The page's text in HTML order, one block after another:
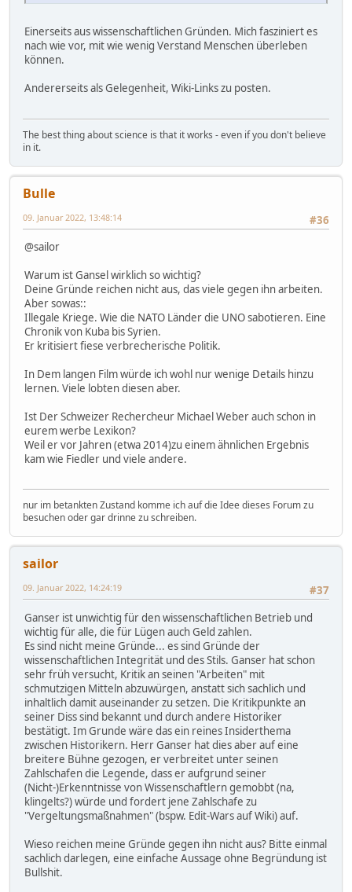
Einerseits aus wissenschaftlichen Gründen. Mich fasziniert es
nach wie vor, mit wie wenig Verstand Menschen überleben
können.
Andererseits als Gelegenheit, Wiki-Links zu posten.
The best thing about science is that it works - even if you don't believe
in it.
Bulle
#36
09. Januar 2022, 13:48:14
@sailor
Warum ist Gansel wirklich so wichtig?
Deine Gründe reichen nicht aus, das viele gegen ihn arbeiten.
Aber sowas::
Illegale Kriege. Wie die NATO Länder die UNO sabotieren. Eine
Chronik von Kuba bis Syrien.
Er kritisiert fiese verbrecherische Politik.
In Dem langen Film würde ich wohl nur wenige Details hinzu
lernen. Viele lobten diesen aber.
Ist Der Schweizer Rechercheur Michael Weber auch schon in
eurem werbe Lexikon?
Weil er vor Jahren (etwa 2014)zu einem ähnlichen Ergebnis
kam wie Fiedler und viele andere.
nur im betankten Zustand komme ich auf die Idee dieses Forum zu
besuchen oder gar drinne zu schreiben.
sailor
#37
09. Januar 2022, 14:24:19
Ganser ist unwichtig für den wissenschaftlichen Betrieb und
wichtig für alle, die für Lügen auch Geld zahlen.
Es sind nicht meine Gründe... es sind Gründe der
wissenschaftlichen Integrität und des Stils. Ganser hat schon
sehr früh versucht, Kritik an seinen "Arbeiten" mit
schmutzigen Mitteln abzuwürgen, anstatt sich sachlich und
inhaltlich damit auseinander zu setzen. Die Kritikpunkte an
seiner Diss sind bekannt und durch andere Historiker
bestätigt. Im Grunde wäre das ein reines Insiderthema
zwischen Historikern. Herr Ganser hat dies aber auf eine
breitere Bühne gezogen, er verbreitet unter seinen
Zahlschafen die Legende, dass er aufgrund seiner
(Nicht-)Erkenntnisse von Wissenschaftlern gemobbt (na,
klingelts?) würde und fordert jene Zahlschafe zu
"Vergeltungsmaßnahmen" (bspw. Edit-Wars auf Wiki) auf.
Wieso reichen meine Gründe gegen ihn nicht aus? Bitte einmal
sachlich darlegen, eine einfache Aussage ohne Begründung ist
Bullshit.